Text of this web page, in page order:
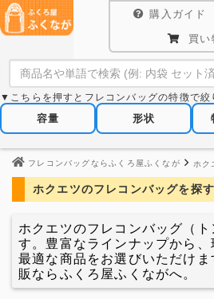
購入ガイド
買い
▼こちらを押すとフレコンバッグの特徴で絞
容量 形状
フレコンバッグならふくろ屋ふくなが ホク
ホクエツのフレコンバッグを探す
ホクエツのフレコンバッグ（
す。豊富なラインナップから
最適な商品をお選びいただけ
販ならふくろ屋ふくながへ。